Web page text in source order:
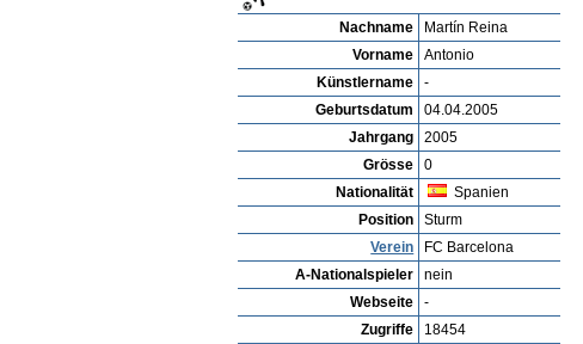
Nachname
Martín Reina
Vorname
Antonio
Künstlername
-
Geburtsdatum
04.04.2005
Jahrgang
2005
Grösse
0
Nationalität
Spanien
Position
Sturm
Verein
FC Barcelona
A-Nationalspieler
nein
Webseite
-
Zugriffe
18454